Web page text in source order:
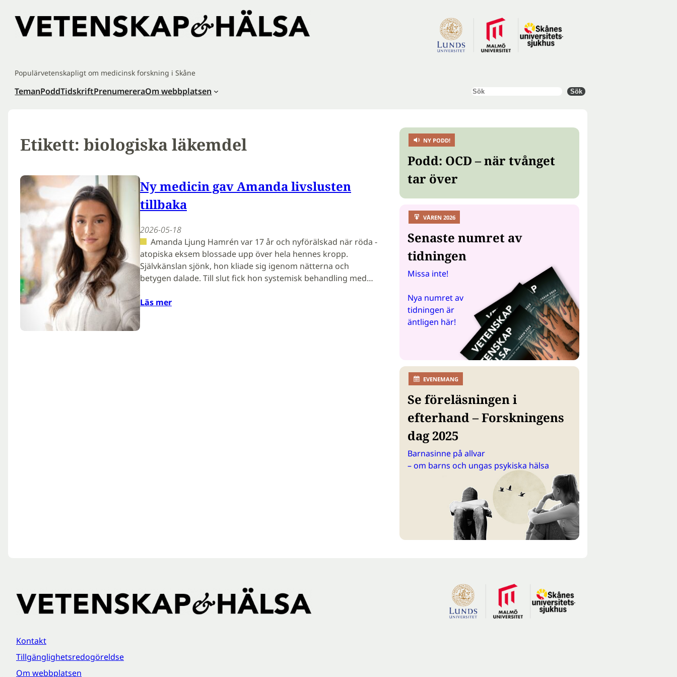
innehåll
Populärvetenskapligt om medicinsk forskning i Skåne
TemanPoddTidskriftPrenumereraOm webbplatsen Sök Sök
Etikett: biologiska läkemdel
Ny medicin gav Amanda livslusten
tillbaka
2026-05-18
Amanda Ljung Hamrén var 17 år och nyförälskad när röda ­
atopiska eksem blossade upp över hela hennes kropp.
Självkänslan sjönk, hon kliade sig igenom nätterna och
betygen dalade. Till slut fick hon ­systemisk behandling med…
Läs mer
NY PODD!
Podd: OCD – när tvånget
tar över
VÅREN 2026
Senaste numret av
tidningen
Missa inte!
Nya numret av
tidningen är
äntligen här!
EVENEMANG
Se föreläsningen i
efterhand – Forskningens
dag 2025
Barnasinne på allvar
– om barns och ungas psykiska hälsa
Kontakt
Tillgänglighetsredogöreldse
Om webbplatsen